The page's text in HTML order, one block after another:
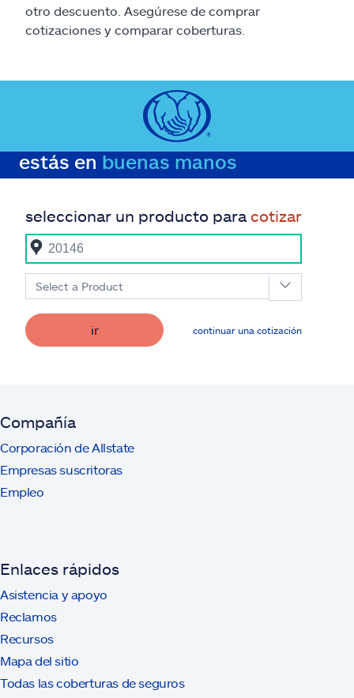
otro descuento. Asegúrese de comprar
cotizaciones y comparar coberturas.
estás en buenas manos
seleccionar un producto para cotizar
Select a Product
ir continuar una cotización
Compañía
Corporación de Allstate
Empresas suscritoras
Empleo
Enlaces rápidos
Asistencia y apoyo
Reclamos
Recursos
Mapa del sitio
Todas las coberturas de seguros